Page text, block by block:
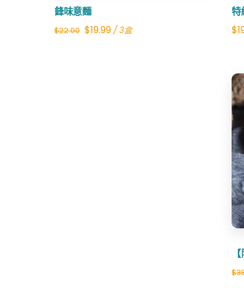
鋒味意麵
$22.00 Original
$19.99Current
/ 3盒
特
$
$